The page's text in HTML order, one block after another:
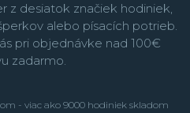
z desiatok značiek hodiniek,
alebo písacích potrieb.
pri objednávke nad 100€
zadarmo.
- viac ako 9000 hodiniek skladom